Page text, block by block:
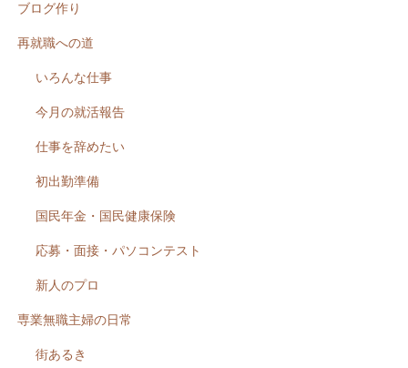
ブログ作り
再就職への道
いろんな仕事
今月の就活報告
仕事を辞めたい
初出勤準備
国民年金・国民健康保険
応募・面接・パソコンテスト
新人のプロ
専業無職主婦の日常
街あるき